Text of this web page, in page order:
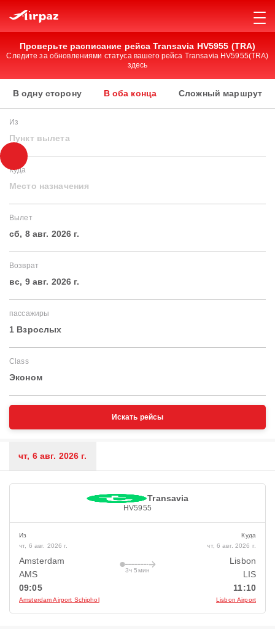
Проверьте расписание рейса Transavia HV5955 (TRA)
Следите за обновлениями статуса вашего рейса Transavia HV5955(TRA)
здесь
В одну сторону В оба конца Сложный маршрут
Из
Пункт вылета
Куда
Место назначения
Вылет
сб, 8 авг. 2026 г.
Возврат
вс, 9 авг. 2026 г.
пассажиры
1 Взрослых
Class
Эконом
Искать рейсы
чт, 6 авг. 2026 г.
Transavia
HV5955
Из
чт, 6 авг. 2026 г.
Amsterdam
AMS
09:05
Amsterdam Airport Schiphol
3ч 5мин
Куда
чт, 6 авг. 2026 г.
Lisbon
LIS
11:10
Lisbon Airport